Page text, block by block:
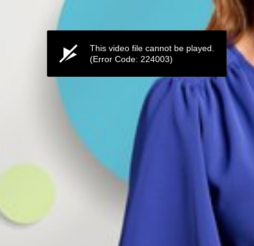
This video file cannot be played.
(Error Code: 224003)